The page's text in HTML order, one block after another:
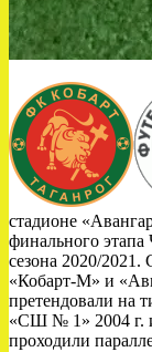
стадионе
финального
сезона 2020/
«Кобарт-М» и
претендовали на
«СШ № 1» 2004 г.
проходили